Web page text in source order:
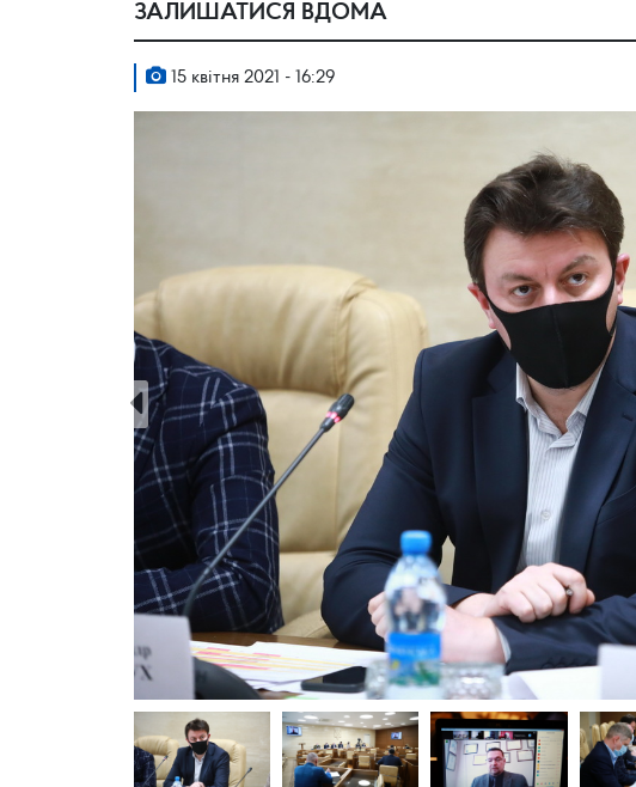
ЗАЛИШАТИСЯ ВДОМА
15 квітня 2021 - 16:29